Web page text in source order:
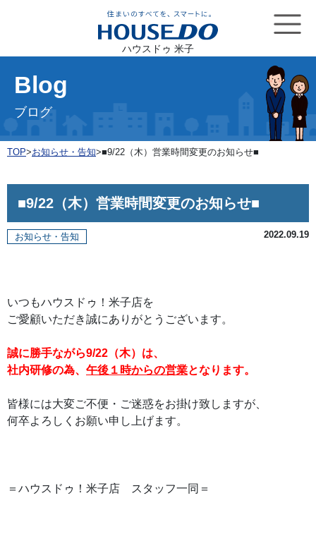
ハウスドゥ 米子
Blog
ブログ
TOP>お知らせ・告知>■9/22（木）営業時間変更のお知らせ■
■9/22（木）営業時間変更のお知らせ■
お知らせ・告知 2022.09.19
いつもハウスドゥ！米子店を
ご愛顧いただき誠にありがとうございます。
誠に勝手ながら9/22（木）は、
社内研修の為、 午後１時からの営業となります。
皆様には大変ご不便・ご迷惑をお掛け致しますが、
何卒よろしくお願い申し上げます。
＝ハウスドゥ！米子店 スタッフ一同＝